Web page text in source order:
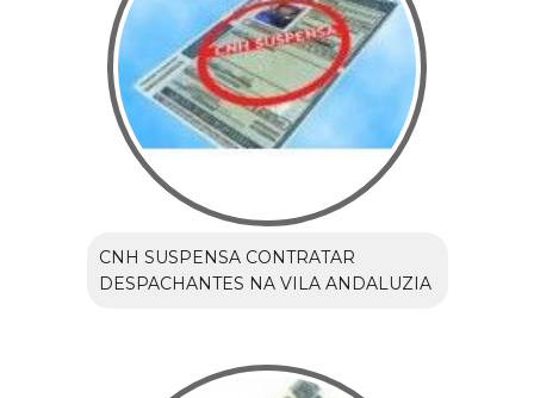
CNH SUSPENSA CONTRATAR
DESPACHANTES NA VILA ANDALUZIA